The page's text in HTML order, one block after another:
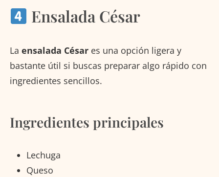
Ensalada César
La ensalada César es una opción ligera y
bastante útil si buscas preparar algo rápido con
ingredientes sencillos.
Ingredientes principales
Lechuga
Queso